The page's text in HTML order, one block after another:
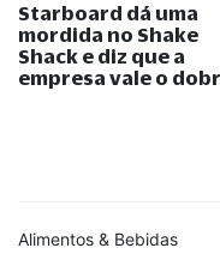
Starboard dá uma
mordida no Shake
Shack e diz que a
empresa vale o
Alimentos & Bebidas